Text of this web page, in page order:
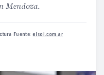
Mendoza.
·Fuente:elsol.com.ar